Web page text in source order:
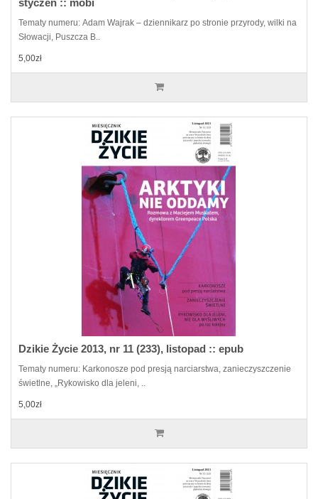
Tematy numeru: Adam Wajrak – dziennikarz po stronie przyrody, wilki na
Słowacji, Puszcza B..
5,00zł
Dzikie Życie 2013, nr 11 (233), listopad :: epub
Tematy numeru: Karkonosze pod presją narciarstwa, zanieczyszczenie
świetlne, „Rykowisko dla jeleni, ..
5,00zł